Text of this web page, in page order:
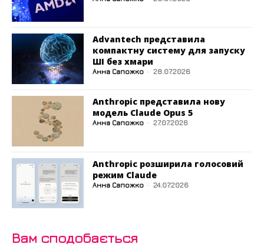
Advantech представила
компактну систему для запуску
ШІ без хмари
Анна Сапожко - 28.07.2026
Anthropic представила нову
модель Claude Opus 5
Анна Сапожко - 27.07.2026
Anthropic розширила голосовий
режим Claude
Анна Сапожко - 24.07.2026
Вам сподобається